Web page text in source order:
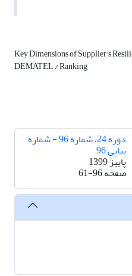
Key Dimensions of Supplier’s
DEMATEL / Ranking
دوره 24، شماره 96 - شماره
پیاپی 96
پاییز 1399
صفحه61-96